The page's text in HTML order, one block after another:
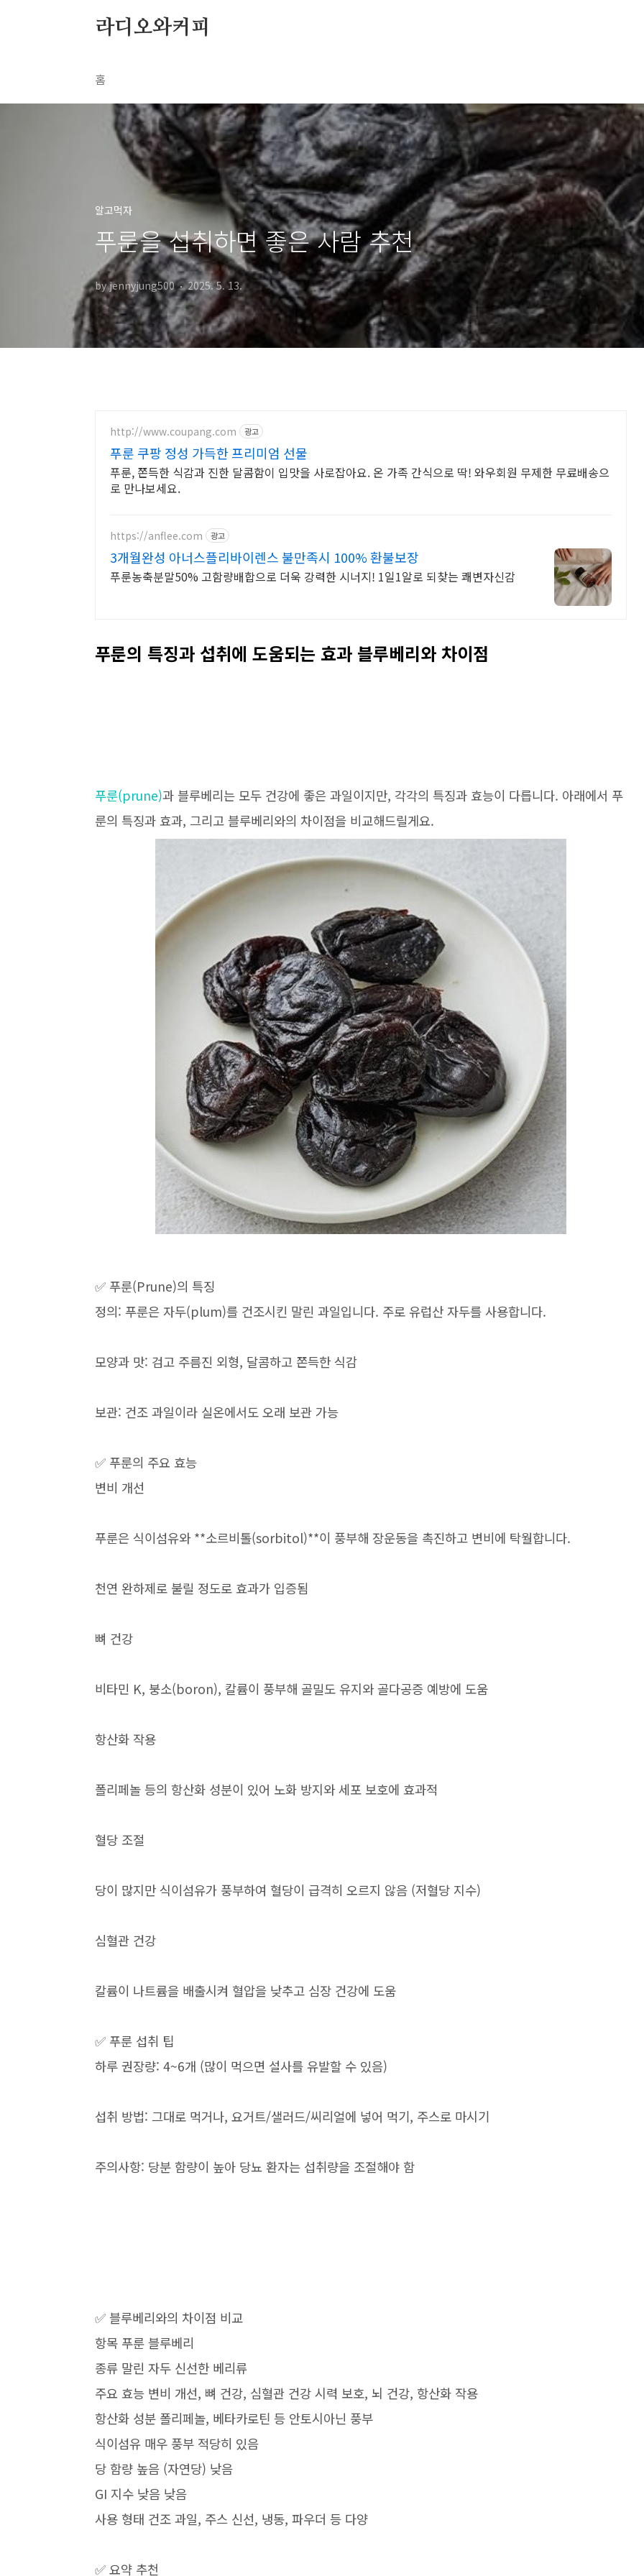
라디오와커피
홈
알고먹자
푸룬을 섭취하면 좋은 사람 추천
by jennyjung500 2025. 5. 13.
http://www.coupang.com 광고
푸룬 쿠팡 정성 가득한 프리미엄 선물
푸룬, 쫀득한 식감과 진한 달콤함이 입맛을 사로잡아요. 온 가족 간식으로 딱! 와우회원 무제한 무료배송으
로 만나보세요.
https://anflee.com 광고
3개월완성 아너스플리바이렌스 불만족시 100% 환불보장
푸룬농축분말50% 고함량배합으로 더욱 강력한 시너지! 1일1알로 되찾는 쾌변자신감
푸룬의 특징과 섭취에 도움되는 효과 블루베리와 차이점
푸룬(prune)과 블루베리는 모두 건강에 좋은 과일이지만, 각각의 특징과 효능이 다릅니다. 아래에서 푸
룬의 특징과 효과, 그리고 블루베리와의 차이점을 비교해드릴게요.
✅ 푸룬(Prune)의 특징
정의: 푸룬은 자두(plum)를 건조시킨 말린 과일입니다. 주로 유럽산 자두를 사용합니다.
모양과 맛: 검고 주름진 외형, 달콤하고 쫀득한 식감
보관: 건조 과일이라 실온에서도 오래 보관 가능
✅ 푸룬의 주요 효능
변비 개선
푸룬은 식이섬유와 **소르비톨(sorbitol)**이 풍부해 장운동을 촉진하고 변비에 탁월합니다.
천연 완하제로 불릴 정도로 효과가 입증됨
뼈 건강
비타민 K, 붕소(boron), 칼륨이 풍부해 골밀도 유지와 골다공증 예방에 도움
항산화 작용
폴리페놀 등의 항산화 성분이 있어 노화 방지와 세포 보호에 효과적
혈당 조절
당이 많지만 식이섬유가 풍부하여 혈당이 급격히 오르지 않음 (저혈당 지수)
심혈관 건강
칼륨이 나트륨을 배출시켜 혈압을 낮추고 심장 건강에 도움
✅ 푸룬 섭취 팁
하루 권장량: 4~6개 (많이 먹으면 설사를 유발할 수 있음)
섭취 방법: 그대로 먹거나, 요거트/샐러드/씨리얼에 넣어 먹기, 주스로 마시기
주의사항: 당분 함량이 높아 당뇨 환자는 섭취량을 조절해야 함
✅ 블루베리와의 차이점 비교
항목 푸룬 블루베리
종류 말린 자두 신선한 베리류
주요 효능 변비 개선, 뼈 건강, 심혈관 건강 시력 보호, 뇌 건강, 항산화 작용
항산화 성분 폴리페놀, 베타카로틴 등 안토시아닌 풍부
식이섬유 매우 풍부 적당히 있음
당 함량 높음 (자연당) 낮음
GI 지수 낮음 낮음
사용 형태 건조 과일, 주스 신선, 냉동, 파우더 등 다양
✅ 요약 추천